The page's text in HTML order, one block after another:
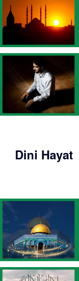
Dini Hayat